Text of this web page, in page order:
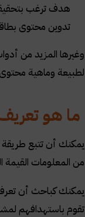
هدف ترغب
تدوين محتوى
وغيرها المزيد من
لطبيعة وماهية
ما هو تعريف
يمكنك أن تتبع طريقة
من المعلومات
يمكنك كباحث أن تعرف
تقوم باستهدافهم